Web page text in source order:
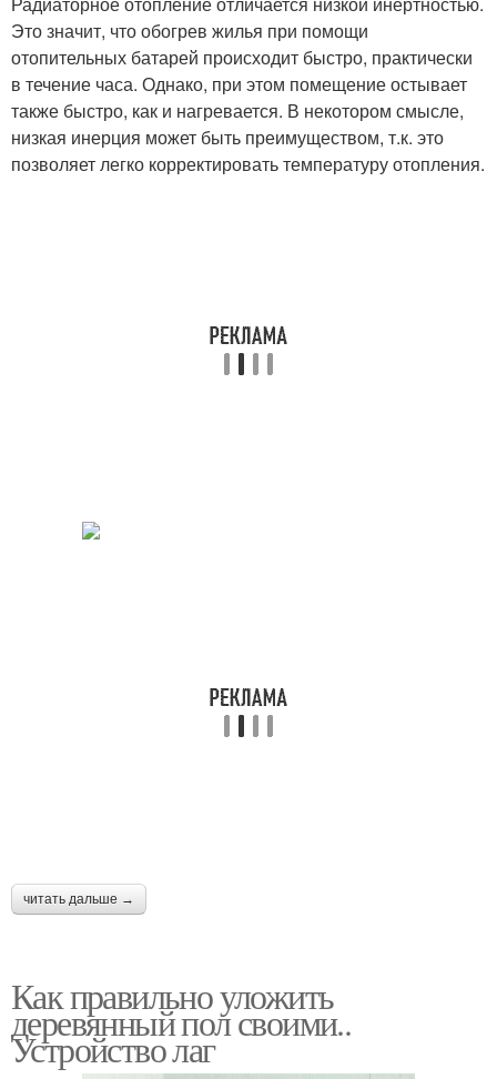
Это значит, что обогрев жилья при помощи
отопительных батарей происходит быстро, практически
в течение часа. Однако, при этом помещение остывает
также быстро, как и нагревается. В некотором смысле,
низкая инерция может быть преимуществом, т.к. это
позволяет легко корректировать температуру отопления.
читать дальше →
Как правильно уложить
деревянный пол своими..
Устройство лаг